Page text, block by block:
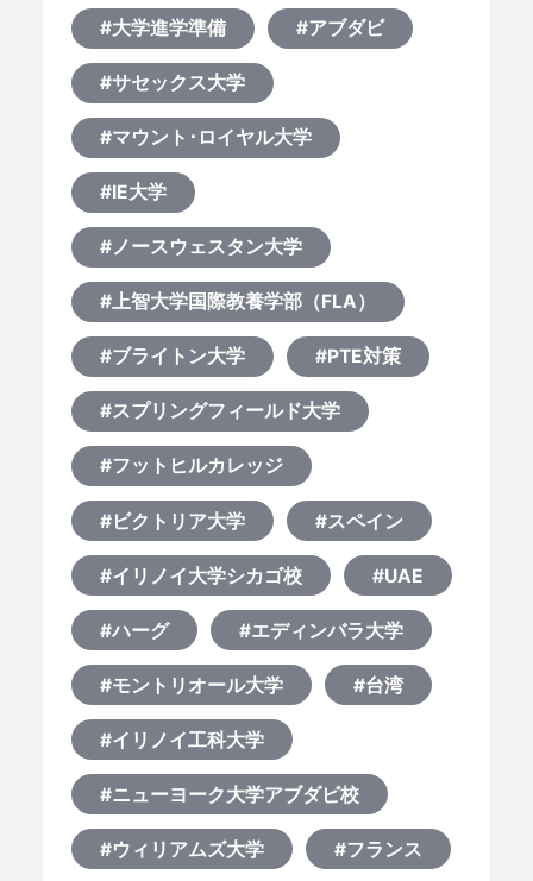
#大学進学準備 #アブダビ
#サセックス大学
#マウント･ロイヤル大学
#IE大学
#ノースウェスタン大学
#上智大学国際教養学部（FLA）
#ブライトン大学 #PTE対策
#スプリングフィールド大学
#フットヒルカレッジ
#ビクトリア大学 #スペイン
#イリノイ大学シカゴ校 #UAE
#ハーグ #エディンバラ大学
#モントリオール大学 #台湾
#イリノイ工科大学
#ニューヨーク大学アブダビ校
#ウィリアムズ大学 #フランス